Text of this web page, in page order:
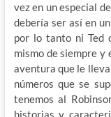
vez en un especial
debería ser así en
por lo tanto ni Ted
mismo de siempre y
aventura que le
números que se
tenemos al
historias y